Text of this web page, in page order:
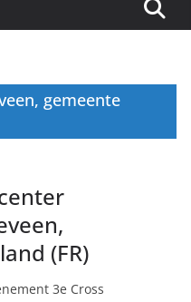
gemeente
(FR)
3e Cross